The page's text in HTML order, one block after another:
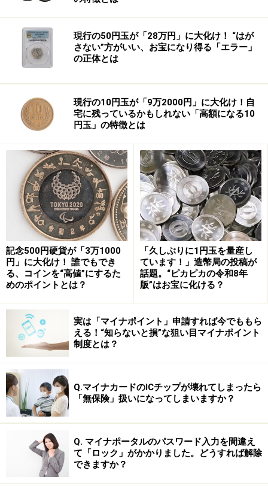
ガイドの解説コメント
数年前から「イクメン」といった言葉に代表されるよう
に男性の育児参画への注目が集まっていますが、イクメ
ほしい」という議論も出てきました。父親が子育てをす
ることは特別なことではなく、育児にかかわるのは自然
なことなのに、わざわざ「イクメン」と称され、ことさ
らに持ち上げられることに抵抗感を感じる男性も増えて
きているようです。こうした議論は、男女ともに子育て
にかかわることが当たり前だ、という社会に向かって進
む過程として非常に重要です。
キャリア部門1位にある「働き方改革」が進むことによ
現行の50円玉が「28万円」に大化け！ “はが
さない”方がいい、お宝になり得る「エラー」
の正体とは
現行の10円玉が「9万2000円」に大化け！自
宅に残っているかもしれない「高額になる10
円玉」の特徴とは
記念500円硬貨が「3万1000
円」に大化け！ 誰でもでき
る、コインを“高値”にするた
めのポイントとは？
「久しぶりに1円玉を量産し
ています！」造幣局の投稿が
話題。“ピカピカの令和8年
版”はお宝に化ける？
実は「マイナポイント」申請すれば今でももら
える！“知らないと損”な狙い目マイナポイント
制度とは？
Q.マイナカードのICチップが壊れてしまったら
「無保険」扱いになってしまいますか？
Q. マイナポータルのパスワード入力を間違え
て「ロック」がかかりました。どうすれば解除
できますか？